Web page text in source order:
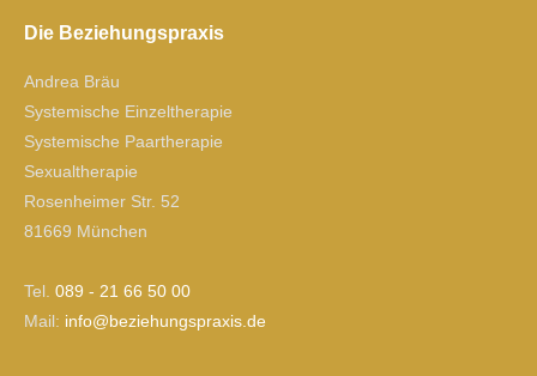
Die Beziehungspraxis
Andrea Bräu
Systemische Einzeltherapie
Systemische Paartherapie
Sexualtherapie
Rosenheimer Str. 52
81669 München
Tel. 089 - 21 66 50 00
Mail:
ed.si
xarps
gnuhe
izeb@
ofni